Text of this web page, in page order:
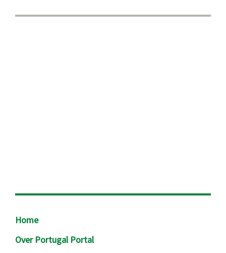
Footer
Home
Over Portugal Portal